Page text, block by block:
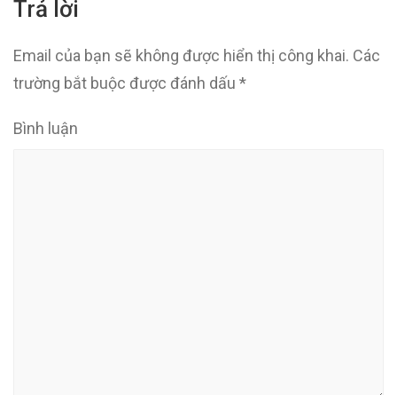
Trả lời
Email của bạn sẽ không được hiển thị công khai. Các
trường bắt buộc được đánh dấu *
Bình luận